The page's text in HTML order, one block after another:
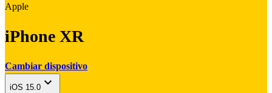
Apple
iPhone XR
Cambiar dispositivo
iOS 15.0